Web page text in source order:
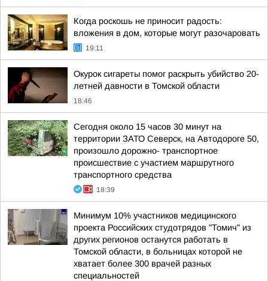
Когда роскошь не приносит радость:
вложения в дом, которые могут разочаровать
19:11
Окурок сигареты помог раскрыть убийство 20-
летней давности в Томской области
18:46
Сегодня около 15 часов 30 минут на
территории ЗАТО Северск, на Автодороге 50,
произошло дорожно- транспортное
происшествие с участием маршрутного
транспортного средства
18:39
Минимум 10% участников медицинского
проекта Российских студотрядов "Томич" из
других регионов останутся работать в
Томской области, в больницах которой не
хватает более 300 врачей разных
специальностей